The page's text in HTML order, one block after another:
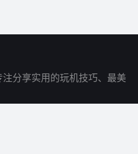
分享实用的玩机技巧、最美